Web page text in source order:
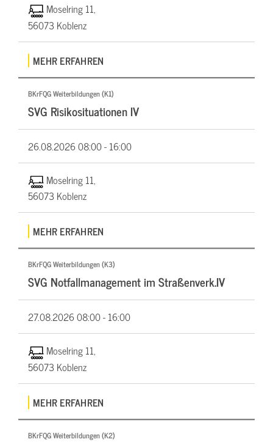
Moselring 11,
56073 Koblenz
MEHR ERFAHREN
BKrFQG Weiterbildungen (K1)
SVG Risikosituationen IV
26.08.202608:00 - 16:00
Moselring 11,
56073 Koblenz
MEHR ERFAHREN
BKrFQG Weiterbildungen (K3)
SVG Notfallmanagement im Straßenverk.IV
27.08.202608:00 - 16:00
Moselring 11,
56073 Koblenz
MEHR ERFAHREN
BKrFQG Weiterbildungen (K2)